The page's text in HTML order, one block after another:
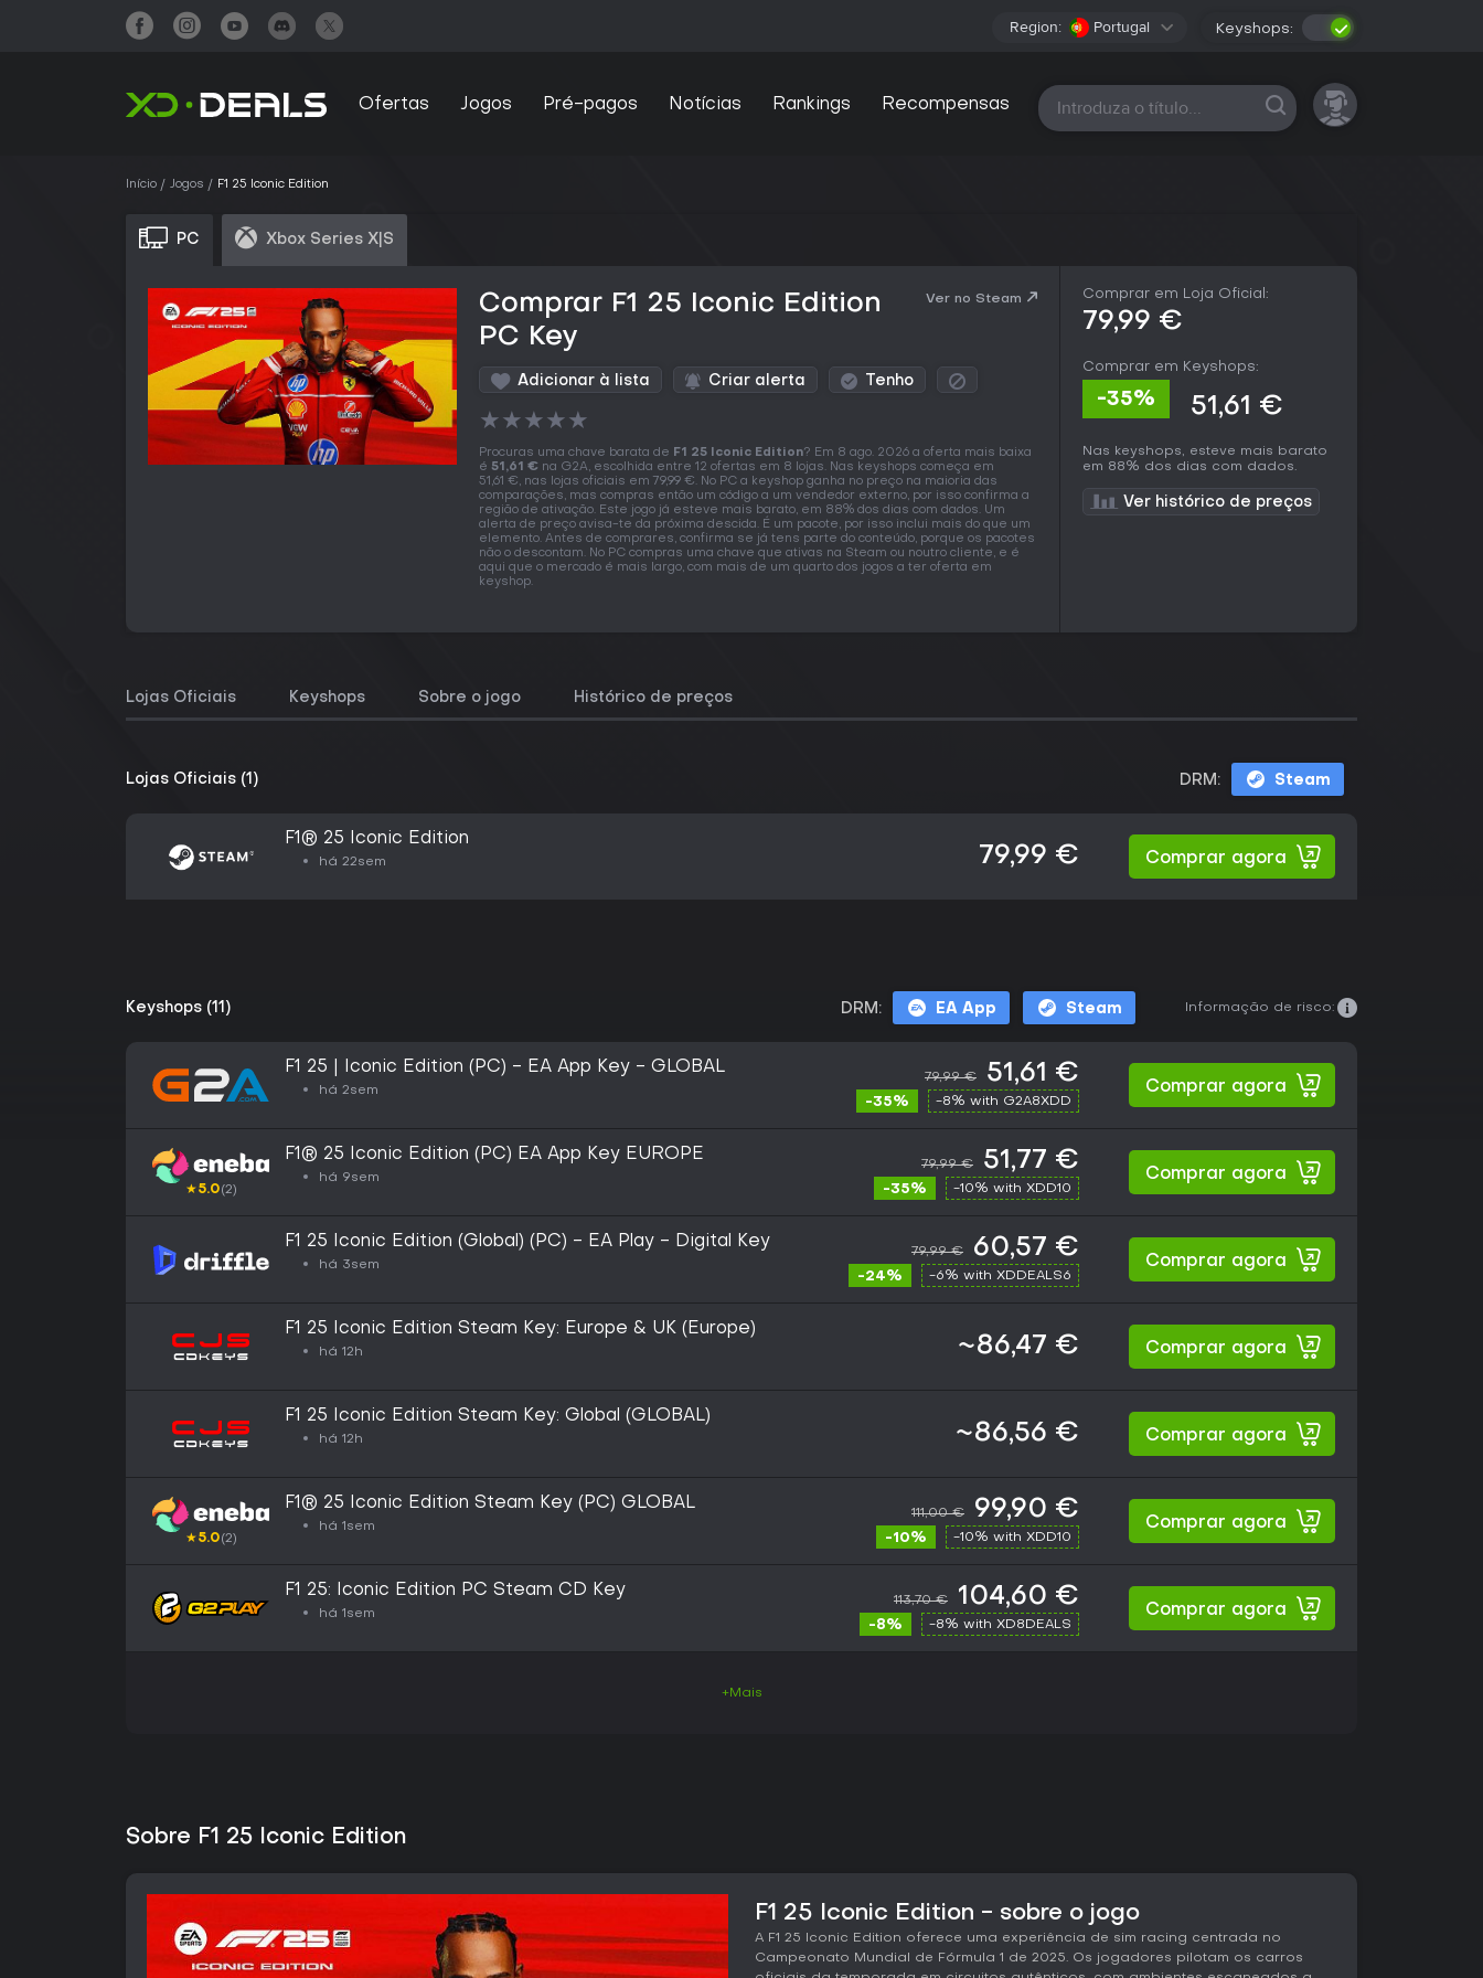
Region: Portugal Keyshops:
Ofertas Jogos Pré-pagos Notícias Rankings Recompensas Todas as plataformas
Início Jogos F1 25 Iconic Edition
PC Xbox Series X|S
Comprar F1 25 Iconic Edition
PC Key
Ver no Steam
Adicionar à lista Criar alerta Tenho
★★★★★
Procuras uma chave barata de F1 25 Iconic Edition? Em 8 ago. 2026 a oferta mais baixa
é 51,61 € na G2A, escolhida entre 12 ofertas em 8 lojas. Nas keyshops começa em
51,61 €, nas lojas oficiais em 79,99 €. No PC a keyshop ganha no preço na maioria das
comparações, mas compras então um código a um vendedor externo, por isso confirma a
região de ativação. Este jogo já esteve mais barato, em 88% dos dias com dados. Um
alerta de preço avisa-te da próxima descida. É um pacote, por isso inclui mais do que um
elemento. Antes de comprares, confirma se já tens parte do conteúdo, porque os pacotes
não o descontam. No PC compras uma chave que ativas na Steam ou noutro cliente, e é
aqui que o mercado é mais largo, com mais de um quarto dos jogos a ter oferta em
keyshop.
Comprar em Loja Oficial:
79,99 €
Comprar em Keyshops:
-35% 51,61 €
Nas keyshops, esteve mais barato
em 88% dos dias com dados.
Ver histórico de preços
Lojas Oficiais Keyshops Sobre o jogo Histórico de preços
Lojas Oficiais (1) DRM: Steam
F1® 25 Iconic Edition
há 22sem 79,99 € Comprar agora
Keyshops (11) DRM: EA App Steam Informação de risco:
F1 25 | Iconic Edition (PC) - EA App Key - GLOBAL
há 2sem
79,99 € 51,61 €
-35% -8% with G2A8XDD
Comprar agora
★5.0(2)
F1® 25 Iconic Edition (PC) EA App Key EUROPE
há 9sem
79,99 € 51,77 €
-35% -10% with XDD10
Comprar agora
F1 25 Iconic Edition (Global) (PC) - EA Play - Digital Key
há 3sem
79,99 € 60,57 €
-24% -6% with XDDEALS6
Comprar agora
F1 25 Iconic Edition Steam Key: Europe & UK (Europe)
há 12h ~86,47 € Comprar agora
F1 25 Iconic Edition Steam Key: Global (GLOBAL)
há 12h ~86,56 € Comprar agora
★5.0(2)
F1® 25 Iconic Edition Steam Key (PC) GLOBAL
há 1sem
111,00 € 99,90 €
-10% -10% with XDD10
Comprar agora
F1 25: Iconic Edition PC Steam CD Key
há 1sem
113,70 € 104,60 €
-8% -8% with XD8DEALS
Comprar agora
+Mais
Sobre F1 25 Iconic Edition
F1 25 Iconic Edition - sobre o jogo
A F1 25 Iconic Edition oferece uma experiência de sim racing centrada no
Campeonato Mundial de Fórmula 1 de 2025. Os jogadores pilotam os carros